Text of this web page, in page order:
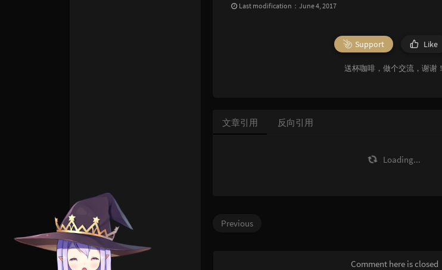
Last modification：June 4, 2017
Support Like
送杯咖啡，做个交流，谢谢！
文章引用 反向引用
Loading...
Previous
Comment here is closed